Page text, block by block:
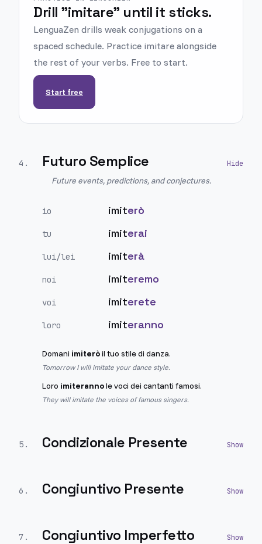
Drill "imitare" until it sticks.
LenguaZen drills weak conjugations on a
spaced schedule. Practice imitare alongside
the rest of your verbs. Free to start.
Start free
4 . Futuro Semplice
Future events, predictions, and conjectures.
io imiterò
tu imiterai
lui/lei imiterà
noi imiteremo
voi imiterete
loro imiteranno
Domani imiteròil tuo stile di danza.
Tomorrow I will imitate your dance style.
Loro imiterannole voci dei cantanti famosi.
They will imitate the voices of famous singers.
5 . Condizionale Presente
6 . Congiuntivo Presente
7 . Congiuntivo Imperfetto